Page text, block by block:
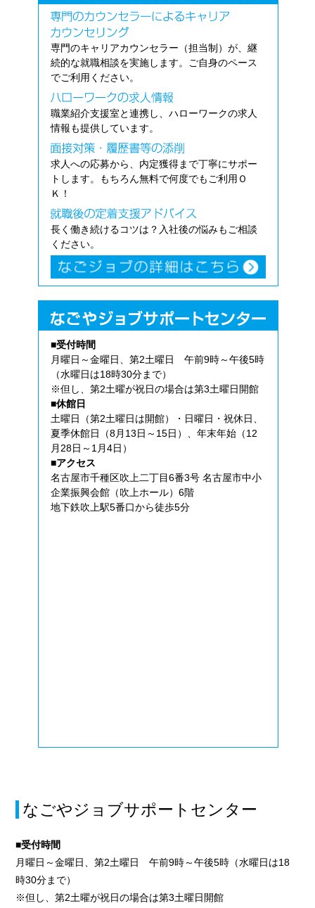
専門のキャリアカウンセラー（担当制）が、継
続的な就職相談を実施します。ご自身のペース
でご利用ください。
職業紹介支援室と連携し、ハローワークの求人
情報も提供しています。
求人への応募から、内定獲得まで丁寧にサポー
トします。もちろん無料で何度でもご利用Ｏ
Ｋ！
長く働き続けるコツは？入社後の悩みもご相談
ください。
■受付時間
月曜日～金曜日、第2土曜日 午前9時～午後5時
（水曜日は18時30分まで）
※但し、第2土曜が祝日の場合は第3土曜日開館
■休館日
土曜日（第2土曜日は開館）・日曜日・祝休日、
夏季休館日（8月13日～15日）、年末年始（12
月28日～1月4日）
■アクセス
名古屋市千種区吹上二丁目6番3号 名古屋市中小
企業振興会館（吹上ホール）6階
地下鉄吹上駅5番口から徒歩5分
なごやジョブサポートセンター
■受付時間
月曜日～金曜日、第2土曜日 午前9時～午後5時（水曜日は18
時30分まで）
※但し、第2土曜が祝日の場合は第3土曜日開館